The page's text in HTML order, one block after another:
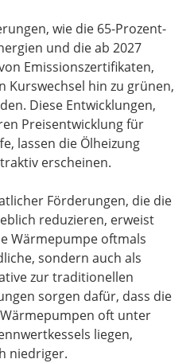
wie die 65-Prozent-
und die ab 2027
Emissionszertifikaten,
Kurswechsel hin zu grünen,
Diese Entwicklungen,
Preisentwicklung für
lassen die Ölheizung
erscheinen.
Förderungen, die die
reduzieren, erweist
Wärmepumpe oftmals
sondern auch als
zur traditionellen
sorgen dafür, dass die
oft unter
liegen,
niedriger.